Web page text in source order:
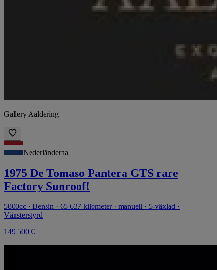
Gallery Aaldering
Nederländerna
1975 De Tomaso Pantera GTS rare
Factory Sunroof!
5800cc · Bensin · 65 637 kilometer · manuell · 5-växlad ·
Vänsterstyrd
149 500 €